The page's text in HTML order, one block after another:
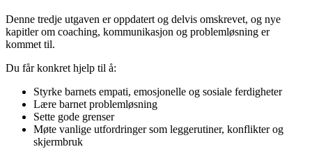
Denne tredje utgaven er oppdatert og delvis omskrevet, og nye
kapitler om coaching, kommunikasjon og problemløsning er
kommet til.
Du får konkret hjelp til å:
Styrke barnets empati, emosjonelle og sosiale ferdigheter
Lære barnet problemløsning
Sette gode grenser
Møte vanlige utfordringer som leggerutiner, konflikter og
skjermbruk